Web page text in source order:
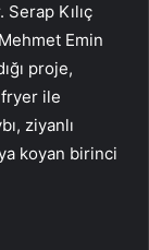
Kılıç
Emin
proje,
ile
ziyanlı
koyan birinci